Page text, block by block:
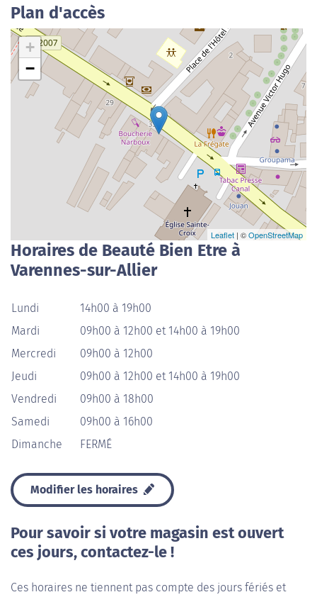
Plan d'accès
+
−
Leaflet | ©OpenStreetMap
Horaires de Beauté Bien Etre à
Varennes-sur-Allier
Lundi
14h00 à 19h00
Mardi
09h00 à 12h00 et 14h00 à 19h00
Mercredi
09h00 à 12h00
Jeudi
09h00 à 12h00 et 14h00 à 19h00
Vendredi
09h00 à 18h00
Samedi
09h00 à 16h00
Dimanche
FERMÉ
Modifier les horaires
Pour savoir si votre magasin est ouvert
ces jours, contactez-le !
Ces horaires ne tiennent pas compte des jours fériés et